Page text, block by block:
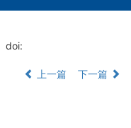
doi:
上一篇
下一篇